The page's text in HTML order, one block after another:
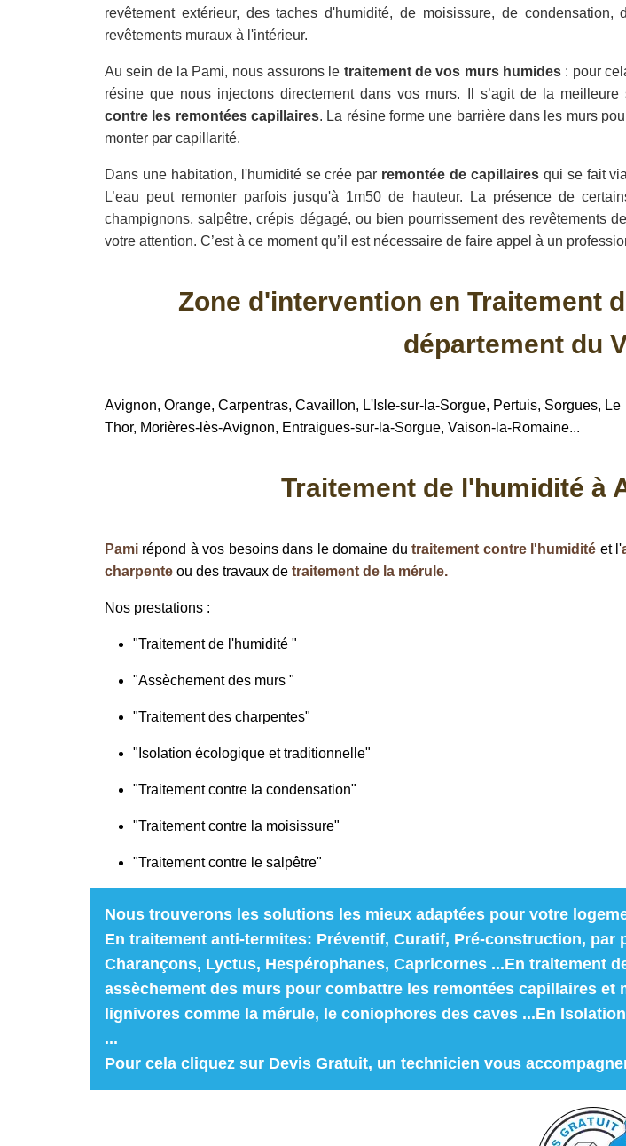
revêtement extérieur, des taches d'humidité, de moisissure, de condensation,
revêtements muraux à l'intérieur.
Au sein de la Pami, nous assurons le traitement de vos murs humides : pour
résine que nous injectons directement dans vos murs. Il s’agit de la meilleure
contre les remontées capillaires. La résine forme une barrière dans les murs
monter par capillarité.
Dans une habitation, l'humidité se crée par remontée de capillairesqui se fait
L’eau peut remonter parfois jusqu'à 1m50 de hauteur. La présence de
champignons, salpêtre, crépis dégagé, ou bien pourrissement des revêtements
votre attention. C’est à ce moment qu’il est nécessaire de faire appel à un
Zone d'intervention en Traitement
département du
Avignon, Orange, Carpentras, Cavaillon, L'Isle-sur-la-Sorgue, Pertuis, Sorgues,
Thor, Morières-lès-Avignon, Entraigues-sur-la-Sorgue, Vaison-la-Romaine...
Traitement de l'humidité à
Pami répond à vos besoins dans le domaine dutraitement contre l'humidité et l'
charpente ou des travaux de traitement de la mérule.
Nos prestations :
"Traitement de l'humidité "
"Assèchement des murs "
"Traitement des charpentes"
"Isolation écologique et traditionnelle"
"Traitement contre la condensation"
"Traitement contre la moisissure"
"Traitement contre le salpêtre"
Nous trouverons les solutions les mieux adaptées pour votre
En traitement anti-termites: Préventif, Curatif, Pré-construction, par
Charançons, Lyctus, Hespérophanes, Capricornes ...En traitement
assèchement des murs pour combattre les remontées capillaires
lignivores comme la mérule, le coniophores des caves ...En
...
Pour cela cliquez sur Devis Gratuit, un technicien vous